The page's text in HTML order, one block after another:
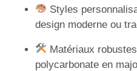
Styles
design moderne ou
Matériaux
polycarbonate en